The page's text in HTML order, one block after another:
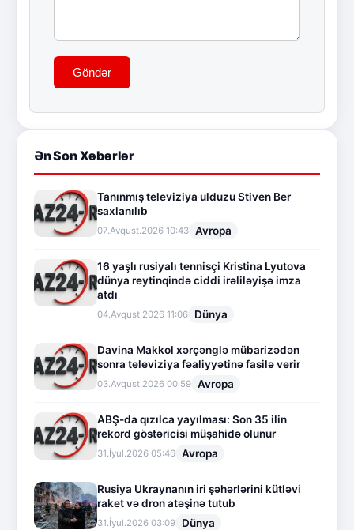
Göndər
Ən Son Xəbərlər
Tanınmış televiziya ulduzu Stiven Ber
saxlanılıb
07.Avqust.2026 10:43 Avropa
16 yaşlı rusiyalı tennisçi Kristina Lyutova
dünya reytinqində ciddi irəliləyişə imza
atdı
04.Avqust.2026 11:06 Dünya
Davina Makkol xərçənglə mübarizədən
sonra televiziya fəaliyyətinə fasilə verir
03.Avqust.2026 00:59 Avropa
ABŞ-da qızılca yayılması: Son 35 ilin
rekord göstəricisi müşahidə olunur
31.İyul.2026 05:46 Avropa
Rusiya Ukraynanın iri şəhərlərini kütləvi
raket və dron atəşinə tutub
31.İyul.2026 03:09 Dünya